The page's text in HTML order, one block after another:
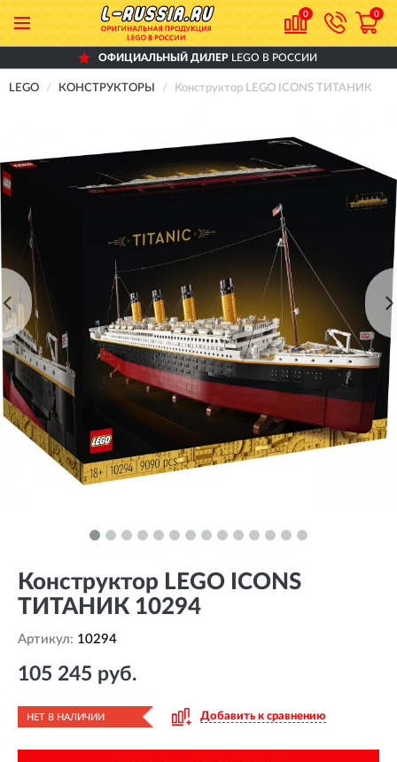
0 0
ОФИЦИАЛЬНЫЙ ДИЛЕР LEGO В РОССИИ
LEGO КОНСТРУКТОРЫ Конструктор LEGO ICONS ТИТАНИК
Конструктор LEGO ICONS
ТИТАНИК 10294
Артикул: 10294
105 245 руб.
НЕТ В НАЛИЧИИ Добавить к сравнению